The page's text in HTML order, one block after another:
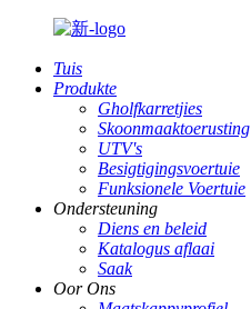
Tuis
Produkte
Gholfkarretjies
Skoonmaaktoerusting
UTV's
Besigtigingsvoertuie
Funksionele Voertuie
Ondersteuning
Diens en beleid
Katalogus aflaai
Saak
Oor Ons